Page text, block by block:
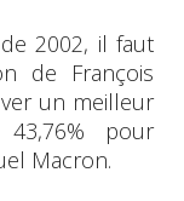
2002, il faut
de François
un meilleur
pour
Macron.